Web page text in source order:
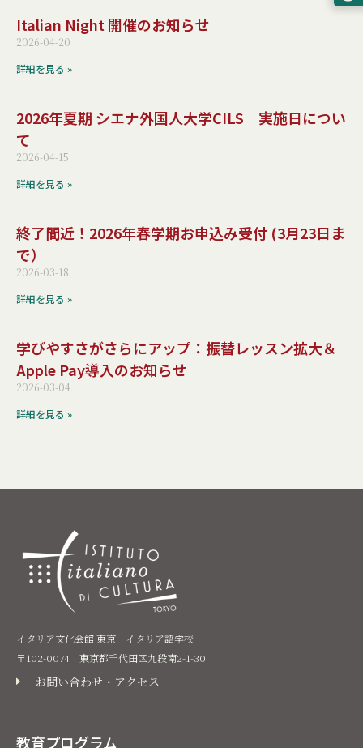
Italian Night 開催のお知らせ
2026-04-20
詳細を見る »
2026年夏期 シエナ外国人大学CILS 実施日につい
て
2026-04-15
詳細を見る »
終了間近！2026年春学期お申込み受付 (3月23日ま
で）
2026-03-18
詳細を見る »
学びやすさがさらにアップ：振替レッスン拡大＆
Apple Pay導入のお知らせ
2026-03-04
詳細を見る »
イタリア文化会館 東京 イタリア語学校
〒102-0074 東京都千代田区九段南2-1-30
お問い合わせ・アクセス
教育プログラム